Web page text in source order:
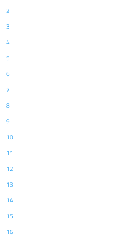
2
3
4
5
6
7
8
9
10
11
12
13
14
15
16